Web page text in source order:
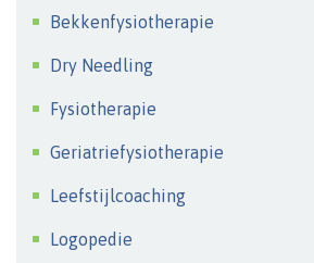
Bekkenfysiotherapie
Dry Needling
Fysiotherapie
Geriatriefysiotherapie
Leefstijlcoaching
Logopedie